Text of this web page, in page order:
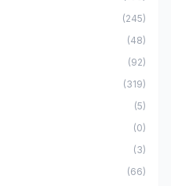
(245)
(48)
(92)
(319)
(5)
(0)
(3)
(66)